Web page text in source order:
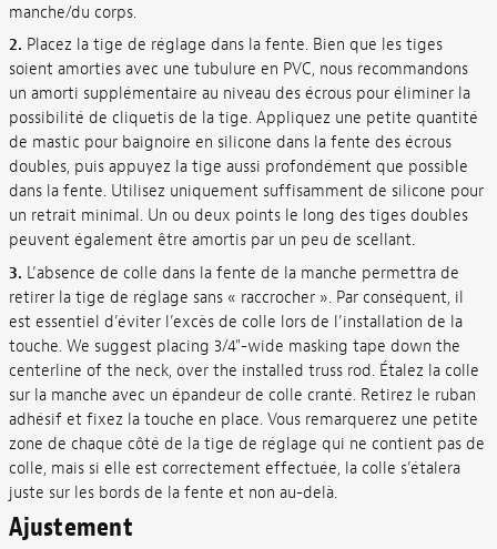
manche/du corps.
2. Placez la tige de réglage dans la fente. Bien que les tiges
soient amorties avec une tubulure en PVC, nous recommandons
un amorti supplémentaire au niveau des écrous pour éliminer la
possibilité de cliquetis de la tige. Appliquez une petite quantité
de mastic pour baignoire en silicone dans la fente des écrous
doubles, puis appuyez la tige aussi profondément que possible
dans la fente. Utilisez uniquement suffisamment de silicone pour
un retrait minimal. Un ou deux points le long des tiges doubles
peuvent également être amortis par un peu de scellant.
3. L’absence de colle dans la fente de la manche permettra de
retirer la tige de réglage sans « raccrocher ». Par conséquent, il
est essentiel d’éviter l’excès de colle lors de l’installation de la
touche. We suggest placing 3/4"-wide masking tape down the
centerline of the neck, over the installed truss rod. Étalez la colle
sur la manche avec un épandeur de colle cranté. Retirez le ruban
adhésif et fixez la touche en place. Vous remarquerez une petite
zone de chaque côté de la tige de réglage qui ne contient pas de
colle, mais si elle est correctement effectuée, la colle s’étalera
juste sur les bords de la fente et non au-delà.
Ajustement